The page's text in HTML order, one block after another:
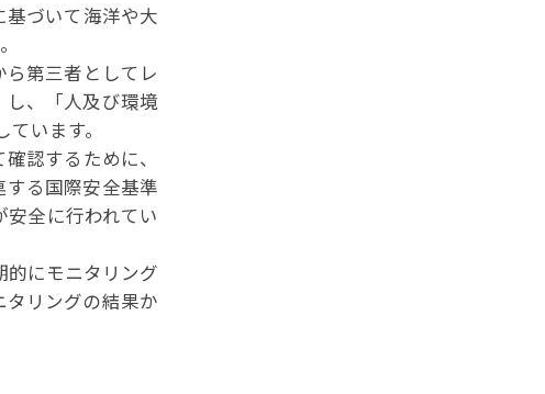
づいて海洋や大
第三者としてレ
、「人及び環境
います。
認するために、
る国際安全基準
全に行われてい
にモニタリング
リングの結果か